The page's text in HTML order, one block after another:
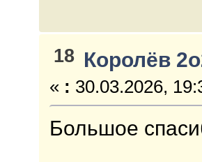
18 Королёв
« : 30.03.2026,
Большое